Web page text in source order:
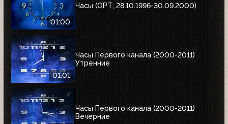
01:00
Часы (ОРТ, 28.10.1996-30.09.2000)
01:01
Часы Первого канала (2000-2011)
Утренние
Часы Первого канала (2000-2011)
Вечерние